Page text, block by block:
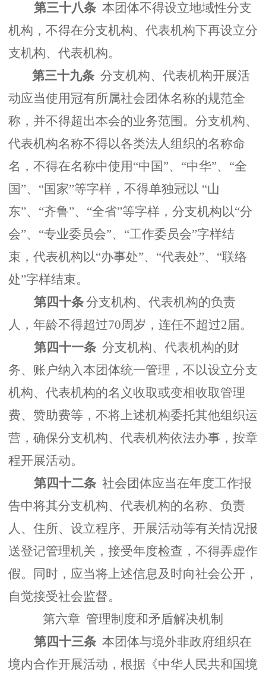
第三十八条 本团体不得设立地域性分支
机构，不得在分支机构、代表机构下再设立分
支机构、代表机构。
第三十九条 分支机构、代表机构开展活
动应当使用冠有所属社会团体名称的规范全
称，并不得超出本会的业务范围。分支机构、
代表机构名称不得以各类法人组织的名称命
名，不得在名称中使用“中国”、“中华”、“全
国”、“国家”等字样，不得单独冠以 “山
东”、“齐鲁”、“全省”等字样，分支机构以“分
会”、“专业委员会”、“工作委员会”字样结
束，代表机构以“办事处”、“代表处”、“联络
处”字样结束。
第四十条分支机构、代表机构的负责
人，年龄不得超过70周岁，连任不超过2届。
第四十一条 分支机构、代表机构的财
务、账户纳入本团体统一管理，不以设立分支
机构、代表机构的名义收取或变相收取管理
费、赞助费等，不将上述机构委托其他组织运
营，确保分支机构、代表机构依法办事，按章
程开展活动。
第四十二条 社会团体应当在年度工作报
告中将其分支机构、代表机构的名称、负责
人、住所、设立程序、开展活动等有关情况报
送登记管理机关，接受年度检查，不得弄虚作
假。同时，应当将上述信息及时向社会公开，
自觉接受社会监督。
第六章 管理制度和矛盾解决机制
第四十三条 本团体与境外非政府组织在
境内合作开展活动，根据《中华人民共和国境